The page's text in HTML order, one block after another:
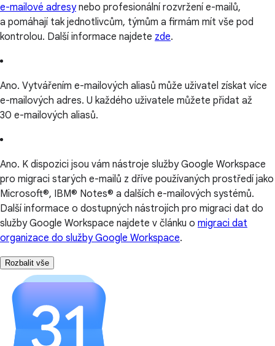
e-mailové adresynebo profesionální rozvržení e-mailů,
a pomáhají tak jednotlivcům, týmům a firmám mít vše pod
kontrolou. Další informace najdete zde.
Ano. Vytvářením e-mailových aliasů může uživatel získat více
e-mailových adres. U každého uživatele můžete přidat až
30 e-mailových aliasů.
Ano. K dispozici jsou vám nástroje služby Google Workspace
pro migraci starých e-mailů z dříve používaných prostředí jako
Microsoft®, IBM® Notes® a dalších e-mailových systémů.
Další informace o dostupných nástrojích pro migraci dat do
služby Google Workspace najdete v článku o migraci dat
organizace do služby Google Workspace.
Rozbalit vše